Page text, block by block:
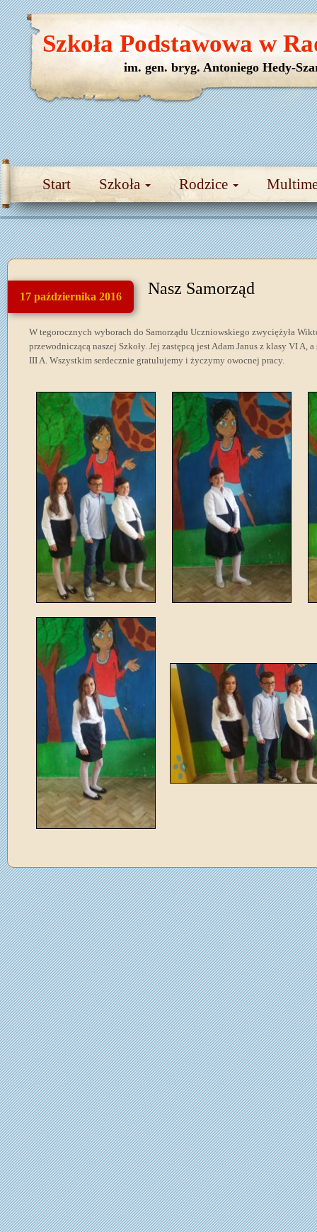
Start Szkoła Rodzice
Szkoła Podstawowa w
im. gen. bryg. Antoniego Hedy-
17 października 2016 Nasz Samorząd
W tegorocznych wyborach do Samorządu Uczniowskiego zwyciężyła
przewodniczącą naszej Szkoły. Jej zastępcą jest Adam Janus z klasy VI A,
III A. Wszystkim serdecznie gratulujemy i życzymy owocnej pracy.